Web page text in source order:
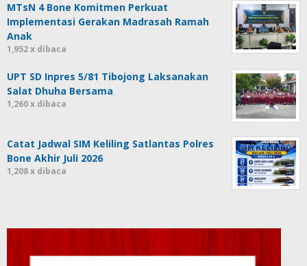
MTsN 4 Bone Komitmen Perkuat
Implementasi Gerakan Madrasah Ramah
Anak
1,952 x dibaca
UPT SD Inpres 5/81 Tibojong Laksanakan
Salat Dhuha Bersama
1,260 x dibaca
Catat Jadwal SIM Keliling Satlantas Polres
Bone Akhir Juli 2026
1,208 x dibaca